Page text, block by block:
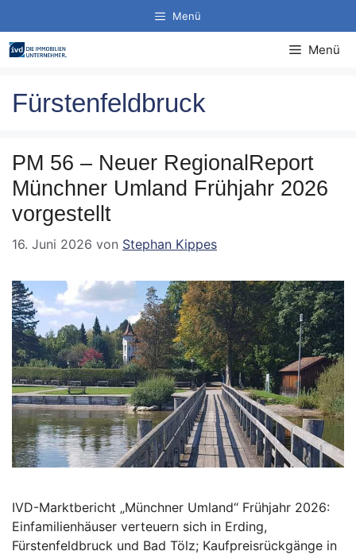
Inhalt
springen
Menü
Menü
Fürstenfeldbruck
PM 56 – Neuer RegionalReport
Münchner Umland Frühjahr 2026
vorgestellt
16. Juni 2026 von Stephan Kippes
IVD-Marktbericht „Münchner Umland“ Frühjahr 2026:
Einfamilienhäuser verteuern sich in Erding,
Fürstenfeldbruck und Bad Tölz; Kaufpreisrückgänge in